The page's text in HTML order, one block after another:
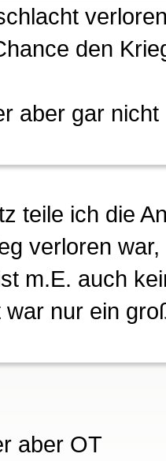
den
aber gar
teile ich die
verloren war,
m.E. auch
nur ein
aber OT